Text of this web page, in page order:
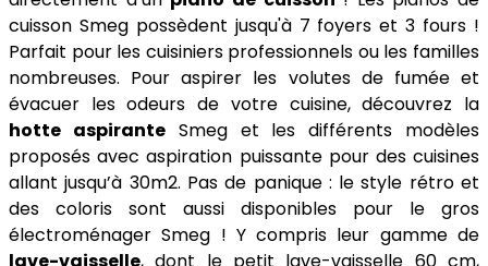
cuisson Smeg possèdent jusqu'à 7 foyers et 3 fours !
Parfait pour les cuisiniers professionnels ou les familles
nombreuses. Pour aspirer les volutes de fumée et
évacuer les odeurs de votre cuisine, découvrez la
hotte aspiranteSmeg et les différents modèles
proposés avec aspiration puissante pour des cuisines
allant jusqu’à 30m2. Pas de panique : le style rétro et
des coloris sont aussi disponibles pour le gros
électroménager Smeg ! Y compris leur gamme de